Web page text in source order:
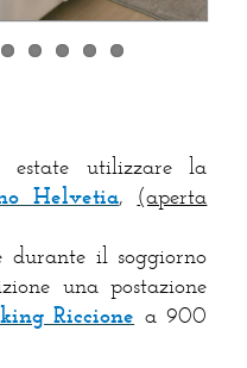
utilizzare la
Helvetia, (aperta
durante il soggiorno
una postazione
Riccione a 900